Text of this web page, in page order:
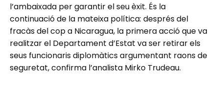
l’ambaixada per garantir el seu èxit. És la
continuació de la mateixa política: després del
fracàs del cop a Nicaragua, la primera acció que va
realitzar el Departament d’Estat va ser retirar els
seus funcionaris diplomàtics argumentant raons de
seguretat, confirma l’analista Mirko Trudeau.